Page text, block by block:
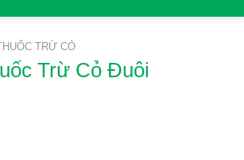
TRỪ CỎ
Trừ Cỏ Đuôi